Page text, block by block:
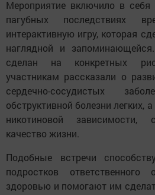
Мероприятие включило в себя
пагубных последствиях
интерактивную игру, которая
наглядной и
сделан на конкретных
участникам рассказали о
сердечно-сосудистых
обструктивной болезни легких,
никотиновой зависимости,
качество жизни.
Подобные встречи
подростков
здоровью и помогают им